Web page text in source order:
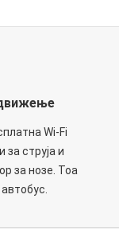
Wi-Fi
струја и
за нозе. Тоа